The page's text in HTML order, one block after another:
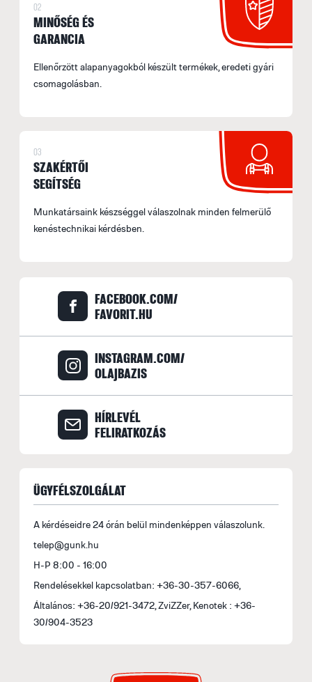
02
MINŐSÉG ÉS
GARANCIA
Ellenőrzött alapanyagokból készült termékek, eredeti gyári
csomagolásban.
03
SZAKÉRTŐI
SEGÍTSÉG
Munkatársaink készséggel válaszolnak minden felmerülő
kenéstechnikai kérdésben.
FACEBOOK.COM/
FAVORIT.HU
INSTAGRAM.COM/
OLAJBAZIS
HÍRLEVÉL
FELIRATKOZÁS
ÜGYFÉLSZOLGÁLAT
A kérdéseidre 24 órán belül mindenképpen válaszolunk.
telep@gunk.hu
H-P 8:00 - 16:00
Rendelésekkel kapcsolatban: +36-30-357-6066,
Általános: +36-20/921-3472, ZviZZer, Kenotek : +36-
30/904-3523